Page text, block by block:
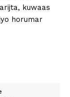
kuwaas
horumar